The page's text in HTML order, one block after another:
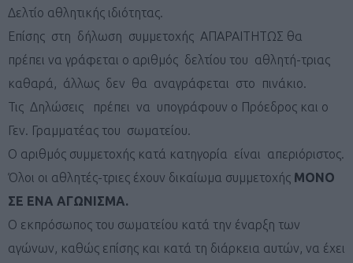
Δελτίο αθλητικής ιδιότητας.
Επίσης στη δήλωση συμμετοχής ΑΠΑΡΑΙΤΗΤΩΣ θα
πρέπει να γράφεται ο αριθμός δελτίου του αθλητή-τριας
καθαρά, άλλως δεν θα αναγράφεται στο πινάκιο.
Τις Δηλώσεις πρέπει να υπογράφουν ο Πρόεδρος και ο
Γεν. Γραμματέας του σωματείου.
Ο αριθμός συμμετοχής κατά κατηγορία είναι απεριόριστος.
Όλοι οι αθλητές-τριες έχουν δικαίωμα συμμετοχής ΜΟΝΟ
ΣΕ ΕΝΑ ΑΓΩΝΙΣΜΑ.
Ο εκπρόσωπος του σωματείου κατά την έναρξη των
αγώνων, καθώς επίσης και κατά τη διάρκεια αυτών, να έχει